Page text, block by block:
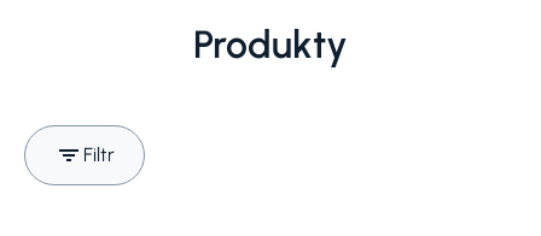
Produkty
Filtr